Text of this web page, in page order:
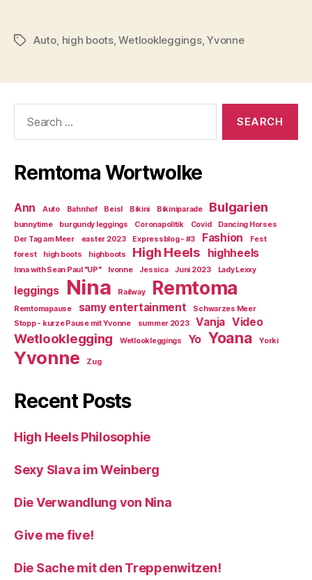
TagsAuto, high boots,Wetlookleggings,Yvonne
Remtoma Wortwolke
Ann Auto Bahnhof Beisl Bikini Bikiniparade Bulgarien
bunnytime burgundy leggings Coronapolitik Covid
Dancing Horses
Der Tag am Meer
easter 2023 Expressblog - #3 Fashion
Fest
forest
high boots highboots High Heels highheels
Inna with Sean Paul "UP" Ivonne Jessica Juni 2023 Lady Lexxy
leggings Nina Railway Remtoma
Remtomapause samy entertainment
Schwarzes Meer
Stopp - kurze Pause mit Yvonne
summer 2023 Vanja Video
Wetlooklegging Wetlookleggings Yo Yoana Yorki
Yvonne Zug
Recent Posts
High Heels Philosophie
Sexy Slava im Weinberg
Die Verwandlung von Nina
Give me five!
Die Sache mit den Treppenwitzen!